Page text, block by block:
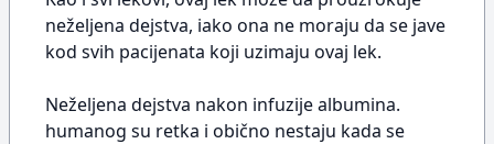
neželjena dejstva, iako ona ne moraju da se jave
kod svih pacijenata koji uzimaju ovaj lek.
Neželjena dejstva nakon infuzije albumina.
humanog su retka i obično nestaju kada se